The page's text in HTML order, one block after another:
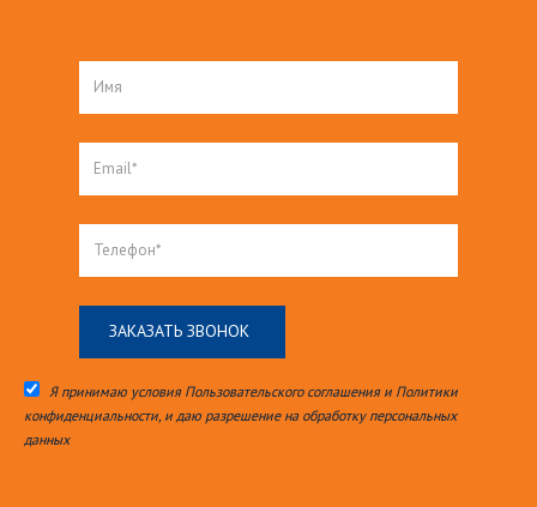
Я принимаю условия Пользовательского соглашения и Политики
конфиденциальности, и даю разрешение на обработку персональных
данных